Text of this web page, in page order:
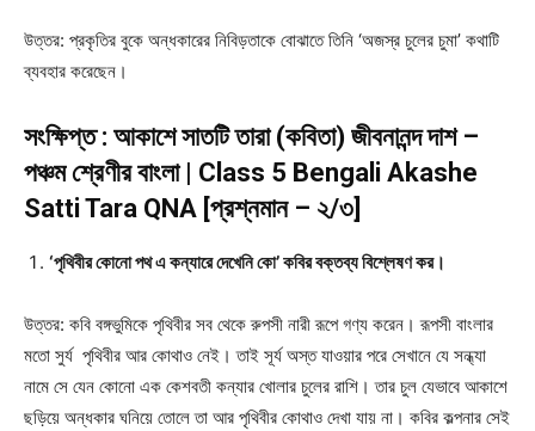
উত্তর: প্রকৃতির বুকে অন্ধকারের নিবিড়তাকে বোঝাতে তিনি ‘অজস্র চুলের চুমা’ কথাটি
ব্যবহার করেছেন।
সংক্ষিপ্ত : আকাশে সাতটি তারা (কবিতা) জীবনানন্দ দাশ –
পঞ্চম শ্রেণীর বাংলা | Class 5 Bengali Akashe
Satti Tara QNA [প্রশ্নমান – ২/৩]
‘পৃথিবীর কোনো পথ এ কন্যারে দেখেনি কো’ কবির বক্তব্য বিশ্লেষণ কর।
উত্তর: কবি বঙ্গভুমিকে পৃথিবীর সব থেকে রুপসী নারী রূপে গণ্য করেন। রূপসী বাংলার
মতো সুর্য পৃথিবীর আর কোথাও নেই। তাই সূর্য অস্ত যাওয়ার পরে সেখানে যে সন্ধ্যা
নামে সে যেন কোনো এক কেশবতী কন্যার খোলার চুলের রাশি। তার চুল যেভাবে আকাশে
ছড়িয়ে অন্ধকার ঘনিয়ে তোলে তা আর পৃথিবীর কোথাও দেখা যায় না। কবির কল্পনার সেই